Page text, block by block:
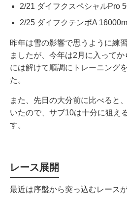
2/21 ダイフクスペシャルPro
2/25 ダイフクテンポA
昨年は雪の影響で思うように練
ましたが、今年は2月に入って
には解けて順調にトレーニング
た。
また、先日の大分前に比べると
いたので、サブ10は十分に狙え
す。
レース展開
最近は序盤から突っ込むレース